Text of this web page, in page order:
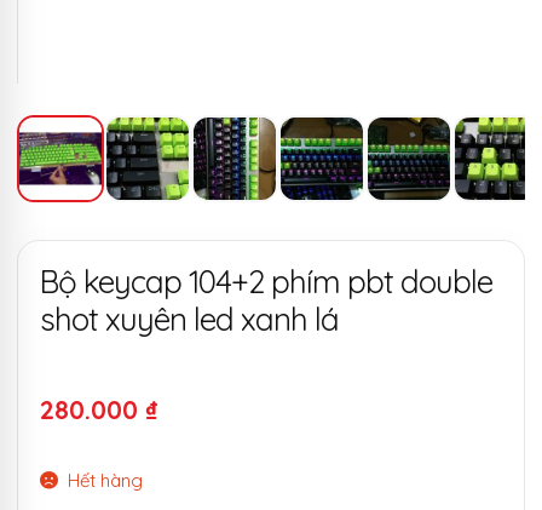
Bộ keycap 104+2 phím pbt double
shot xuyên led xanh lá
280.000 ₫
Hết hàng